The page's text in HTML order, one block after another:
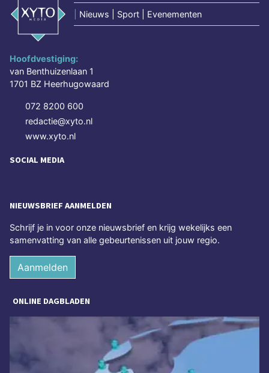
Nieuws | Sport | Evenementen
Hoofdvestiging:
van Benthuizenlaan 1
1701 BZ Heerhugowaard
072 8200 600
redactie@xyto.nl
www.xyto.nl
SOCIAL MEDIA
NIEUWSBRIEF AANMELDEN
Schrijf je in voor onze nieuwsbrief en krijg wekelijks een
samenvatting van alle gebeurtenissen uit jouw regio.
Aanmelden
ONLINE DAGBLADEN